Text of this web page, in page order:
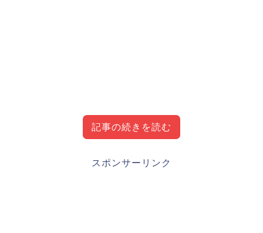
記事の続きを読む
栗林良吏の出身地・経歴・成績等wiki風プロフ
スポンサーリンク